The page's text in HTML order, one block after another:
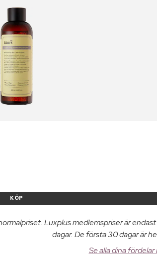
KÖP
Luxplus medlemspriser är
dagar. De första 30 dagar är
Se alla dina